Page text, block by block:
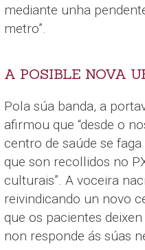
mediante unha
metro”.
A POSIBLE NOVA
Pola súa banda, a
afirmou que “desde o
centro de saúde se
que son recollidos no
culturais”. A voceira
reivindicando un novo
que os pacientes
non responde ás súas